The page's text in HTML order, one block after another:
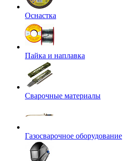
Оснастка
Пайка и наплавка
Сварочные материалы
Газосварочное оборудование